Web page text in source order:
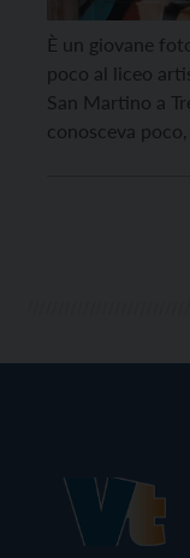
È un giovane
poco al liceo
San Martino a
conosceva